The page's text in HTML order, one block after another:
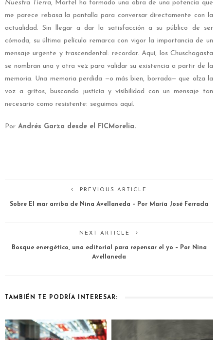
Nuestra Tierra, Martel ha formado una obra de una potencia que
me parece rebasa la pantalla para conversar directamente con la
actualidad. Sin llegar a dar la satisfacción a su público de ser
cómoda, su última película remarca con vigor la importancia de un
mensaje urgente y trascendental: recordar. Aquí, los Chuschagasta
se nombran una y otra vez para validar su existencia a partir de la
memoria. Una memoria perdida —o más bien, borrada— que alza la
voz a gritos, buscando justicia y visibilidad con un mensaje tan
necesario como resistente: seguimos aquí.
Por Andrés Garza desde el FICMorelia.
PREVIOUS ARTICLE
Sobre El mar arriba de Nina Avellaneda – Por María José Ferrada
NEXT ARTICLE
Bosque energético, una editorial para repensar el yo – Por Nina
Avellaneda
TAMBIÉN TE PODRÍA INTERESAR: